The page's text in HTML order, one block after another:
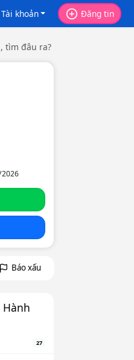
Tài khoản Đăng tin
tìm đâu ra?
Báo xấu
27